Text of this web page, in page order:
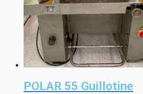
POLAR 55 Guillotine